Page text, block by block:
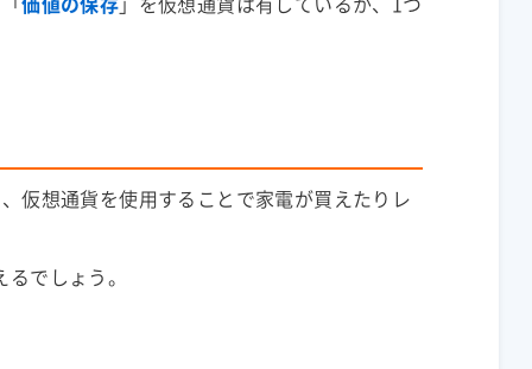
仮想通貨を使用することで家電が買えたりレ
でしょう。